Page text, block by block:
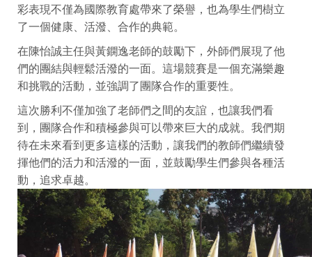
彩表現不僅為國際教育處帶來了榮譽，也為學生們樹立
了一個健康、活潑、合作的典範。
在陳怡誠主任與黃鐦逸老師的鼓勵下，外師們展現了他
們的團結與輕鬆活潑的一面。這場競賽是一個充滿樂趣
和挑戰的活動，並強調了團隊合作的重要性。
這次勝利不僅加強了老師們之間的友誼，也讓我們看
到，團隊合作和積極參與可以帶來巨大的成就。我們期
待在未來看到更多這樣的活動，讓我們的教師們繼續發
揮他們的活力和活潑的一面，並鼓勵學生們參與各種活
動，追求卓越。